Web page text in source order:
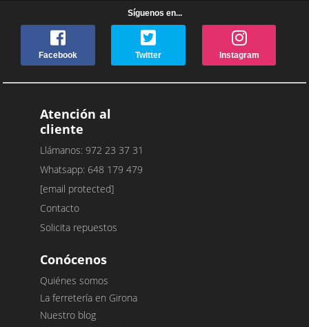
Síguenos en...
Facebook Twitter Instagram
Atención al
cliente
Llámanos: 972 23 37 31
Whatsapp: 648 179 479
[email protected]
Contacto
Solicita repuestos
Conócenos
Quiénes somos
La ferretería en Girona
Nuestro blog